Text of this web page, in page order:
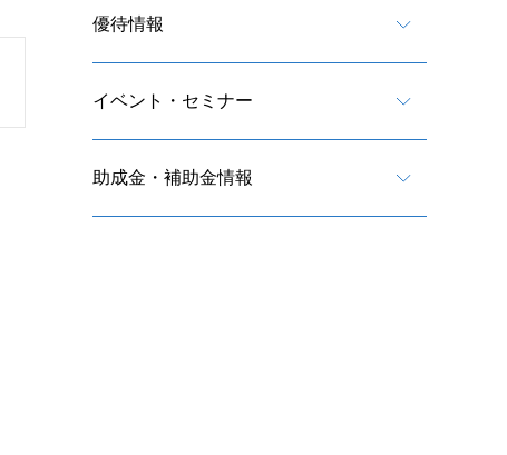
優待情報
イベント・セミナー
助成金・補助金情報